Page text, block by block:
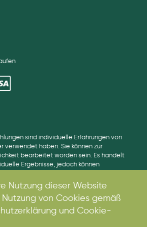
sind individuelle Erfahrungen von
verwendet haben. Sie können zur
bearbeitet worden sein. Es handelt
Ergebnisse, jedoch können
vorbehalten.
Nutzung dieser Website
von Cookies gemäß
und Cookie-